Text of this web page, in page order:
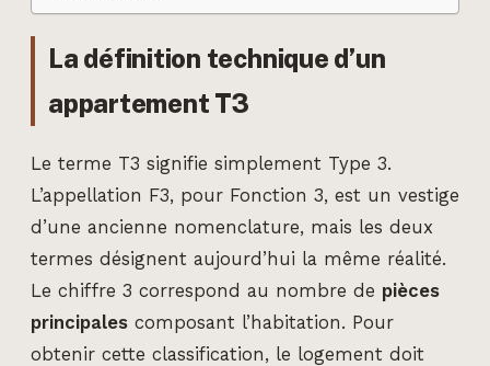
La définition technique d’un
appartement T3
Le terme T3 signifie simplement Type 3.
L’appellation F3, pour Fonction 3, est un vestige
d’une ancienne nomenclature, mais les deux
termes désignent aujourd’hui la même réalité.
Le chiffre 3 correspond au nombre de pièces
principales composant l’habitation. Pour
obtenir cette classification, le logement doit